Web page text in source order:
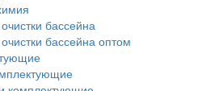
бассейна
бассейна оптом